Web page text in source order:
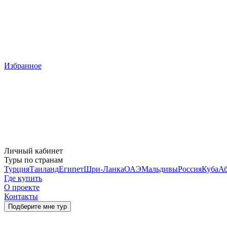
Избранное
Личный кабинет
Туры по странам
ТурцияТаиландЕгипетШри-ЛанкаОАЭМальдивыРоссияКуба
Где купить
О проекте
Контакты
Подберите мне тур